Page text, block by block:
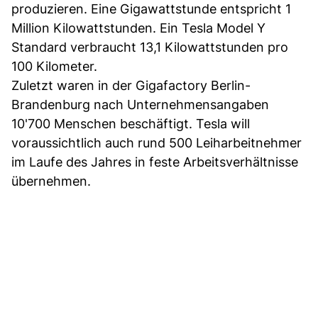
produzieren. Eine Gigawattstunde entspricht 1
Million Kilowattstunden. Ein Tesla Model Y
Standard verbraucht 13,1 Kilowattstunden pro
100 Kilometer.
Zuletzt waren in der Gigafactory Berlin-
Brandenburg nach Unternehmensangaben
10'700 Menschen beschäftigt. Tesla will
voraussichtlich auch rund 500 Leiharbeitnehmer
im Laufe des Jahres in feste Arbeitsverhältnisse
übernehmen.